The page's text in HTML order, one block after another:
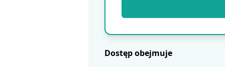
Dostęp obejmuje